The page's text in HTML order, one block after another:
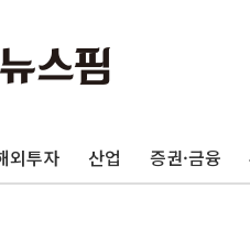
외투자 산업 증권·금융
꺾이나…고용 감소에 9월 동결 전
니파 3국, '공동방위협정' 체결…
관 무도회장 공사 중단 명령…트
출항 '하르그섬', 최근 1주일 이